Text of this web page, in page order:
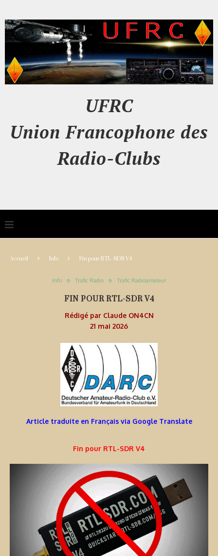
UFRC
Union Francophone des
Radio-Clubs
Accueil Info Fin pour RTL-SDR V4
Info Trafic Radio Trafic Radioamateur
FIN POUR RTL-SDR V4
Rédigé par Claude ON4CN
21 mai 2026
Article traduite en Français via Google Translate
Fin pour RTL-SDR V4